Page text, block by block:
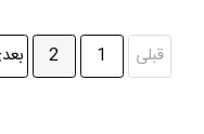
قبلی 1
2